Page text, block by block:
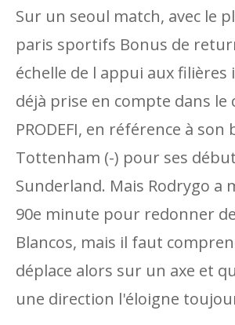
Sur un seoul match, avec le
paris sportifs Bonus de
échelle de l appui aux filières
déjà prise en compte dans le
PRODEFI, en référence à son
Tottenham (-) pour ses
Sunderland. Mais Rodrygo a
90e minute pour redonner
Blancos, mais il faut
déplace alors sur un axe et
une direction l'éloigne